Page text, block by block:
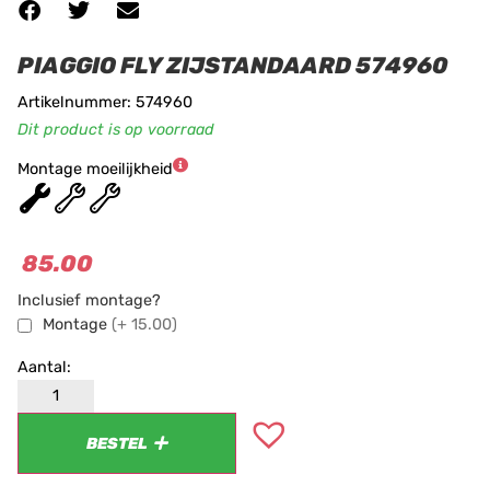
PIAGGIO FLY ZIJSTANDAARD 574960
Artikelnummer: 574960
Dit product is op voorraad
Montage moeilijkheid
★★★
85.00
Inclusief montage?
Montage (+ 15.00)
BESTEL